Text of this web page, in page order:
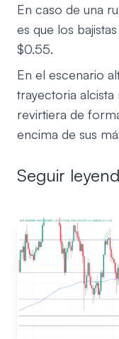
En caso de una
es que los
$0.55.
En el escenario
trayectoria
revirtiera de
encima de sus
Seguir